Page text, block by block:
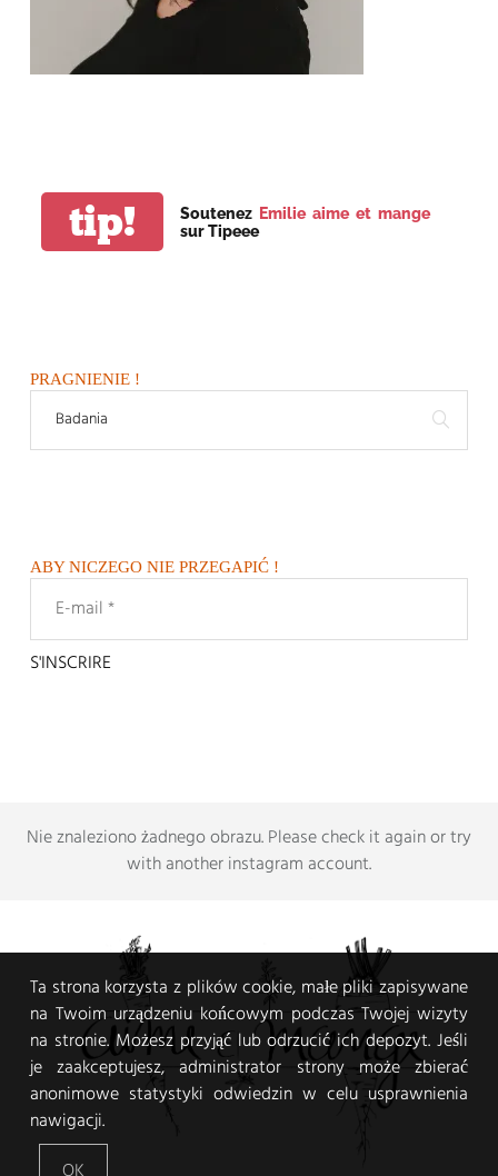
tip! Soutenez Emilie aime et mange
sur Tipeee
PRAGNIENIE !
ABY NICZEGO NIE PRZEGAPIĆ !
Nie znaleziono żadnego obrazu.Please check it again or try
with another instagram account.
Ta strona korzysta z plików cookie, małe pliki zapisywane
na Twoim urządzeniu końcowym podczas Twojej wizyty
na stronie. Możesz przyjąć lub odrzucić ich depozyt. Jeśli
je zaakceptujesz, administrator strony może zbierać
anonimowe statystyki odwiedzin w celu usprawnienia
nawigacji.